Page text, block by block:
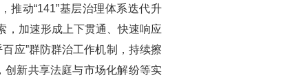
推动“141”基层治理体系迭代升
，加速形成上下贯通、快速响应
应”群防群治工作机制，持续擦
创新共享法庭与市场化解纷等实